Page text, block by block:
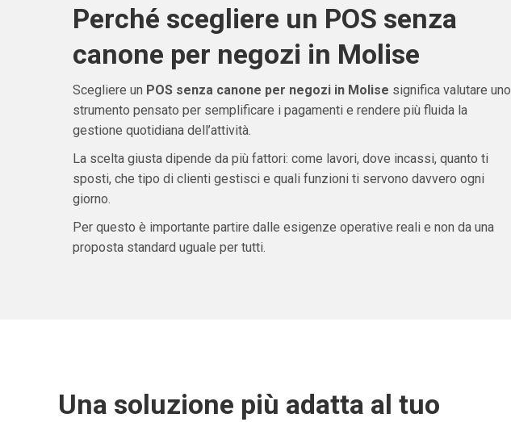
Perché scegliere un POS senza
canone per negozi in Molise
Scegliere un POS senza canone per negozi in Molise significa valutare uno
strumento pensato per semplificare i pagamenti e rendere più fluida la
gestione quotidiana dell’attività.
La scelta giusta dipende da più fattori: come lavori, dove incassi, quanto ti
sposti, che tipo di clienti gestisci e quali funzioni ti servono davvero ogni
giorno.
Per questo è importante partire dalle esigenze operative reali e non da una
proposta standard uguale per tutti.
Una soluzione più adatta al tuo